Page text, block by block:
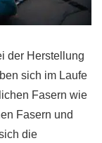
der Herstellung
sich im Laufe
Fasern wie
Fasern und
die